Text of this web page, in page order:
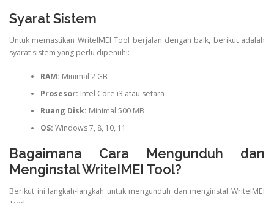
Syarat Sistem
Untuk memastikan WriteIMEI Tool berjalan dengan baik, berikut adalah
syarat sistem yang perlu dipenuhi:
RAM: Minimal 2 GB
Prosesor: Intel Core i3 atau setara
Ruang Disk: Minimal 500 MB
OS: Windows 7, 8, 10, 11
Bagaimana Cara Mengunduh dan
Menginstal WriteIMEI Tool?
Berikut ini langkah-langkah untuk mengunduh dan menginstal WriteIMEI